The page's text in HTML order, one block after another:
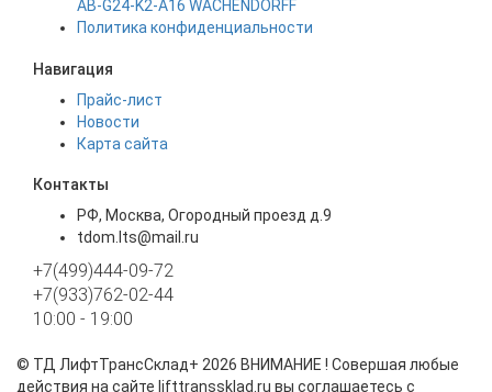
AB-G24-K2-A16 WACHENDORFF
Политика конфиденциальности
Навигация
Прайс-лист
Новости
Карта сайта
Контакты
РФ, Москва, Огородный проезд д.9
tdom.lts@mail.ru
+7(499)444-09-72
+7(933)762-02-44
10:00 - 19:00
© ТД ЛифтТрансСклад+ 2026 ВНИМАНИЕ ! Совершая любые
действия на сайте lifttranssklad.ru вы соглашаетесь с